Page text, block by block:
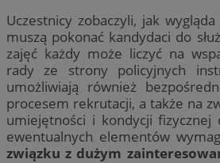
Uczestnicy zobaczyli, jak
muszą pokonać kandydaci do
zajęć każdy może liczyć na
rady ze strony policyjnych
umożliwiają również
procesem rekrutacji, a także na
umiejętności i kondycji fizycznej
ewentualnych elementów
związku z dużym